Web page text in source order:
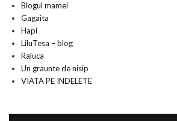
Blogul mamei
Gagaita
Hapi
LiluTesa – blog
Raluca
Un graunte de nisip
VIATA PE INDELETE